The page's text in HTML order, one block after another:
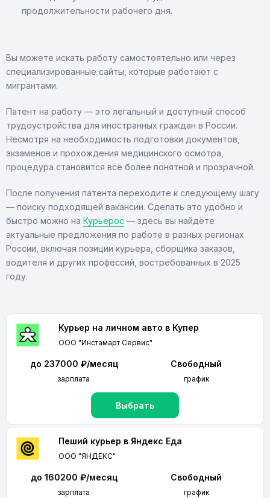
продолжительности рабочего дня.
Вы можете искать работу самостоятельно или через
специализированные сайты, которые работают с
мигрантами.
Патент на работу — это легальный и доступный способ
трудоустройства для иностранных граждан в России.
Несмотря на необходимость подготовки документов,
экзаменов и прохождения медицинского осмотра,
процедура становится всё более понятной и прозрачной.
После получения патента переходите к следующему шагу
— поиску подходящей вакансии. Сделать это удобно и
быстро можно на Курьерос — здесь вы найдёте
актуальные предложения по работе в разных регионах
России, включая позиции курьера, сборщика заказов,
водителя и других профессий, востребованных в 2025
году.
Курьер на личном авто в Купер
ООО "Инстамарт Сервис"
до 237000 ₽/месяц
зарплата
Свободный
график
Выбрать
Пеший курьер в Яндекс Еда
ООО "ЯНДЕКС"
до 160200 ₽/месяц
зарплата
Свободный
график